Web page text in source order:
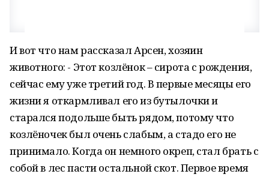
И вот что нам рассказал Арсен, хозяин
животного: - Этот козлёнок – сирота с рождения,
сейчас ему уже третий год. В первые месяцы его
жизни я откармливал его из бутылочки и
старался подольше быть рядом, потому что
козлёночек был очень слабым, а стадо его не
принимало. Когда он немного окреп, стал брать с
собой в лес пасти остальной скот. Первое время